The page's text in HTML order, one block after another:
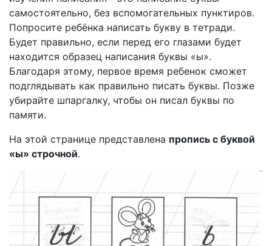
самостоятельно, без вспомогательных пунктиров.
Попросите ребёнка написать букву в тетради.
Будет правильно, если перед его глазами будет
находится образец написания буквы «ы».
Благодаря этому, первое время ребенок сможет
подглядывать как правильно писать буквы. Позже
убирайте шпаргалку, чтобы он писал буквы по
памяти.
На этой странице представлена пропись с буквой
«ы» строчной.